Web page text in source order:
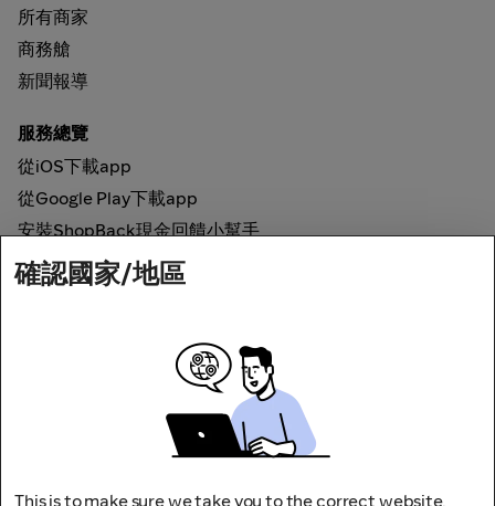
所有商家
商務艙
新聞報導
服務總覽
從iOS下載app
從Google Play下載app
安裝ShopBack現金回饋小幫手
如何運作
確認國家/地區
This is to make sure we take you to the correct website.